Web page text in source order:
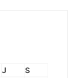
J
S